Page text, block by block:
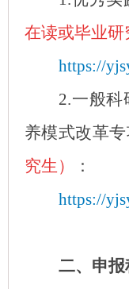
在读或毕业研
https://
2.一般科
养模式改革专
究生）
：
https://
二、申报